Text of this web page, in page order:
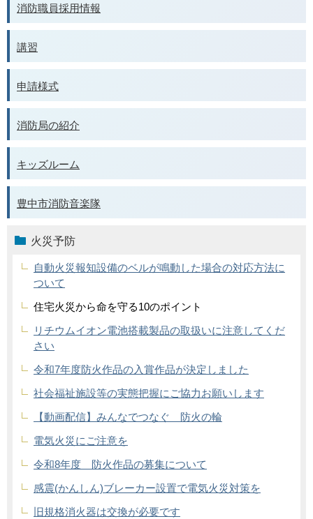
消防職員採用情報
講習
申請様式
消防局の紹介
キッズルーム
豊中市消防音楽隊
火災予防
自動火災報知設備のベルが鳴動した場合の対応方法に
ついて
住宅火災から命を守る10のポイント
リチウムイオン電池搭載製品の取扱いに注意してくだ
さい
令和7年度防火作品の入賞作品が決定しました
社会福祉施設等の実態把握にご協力お願いします
【動画配信】みんなでつなぐ 防火の輪
電気火災にご注意を
令和8年度 防火作品の募集について
感震(かんしん)ブレーカー設置で電気火災対策を
旧規格消火器は交換が必要です